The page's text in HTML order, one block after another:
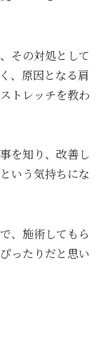
その対処として
、原因となる肩
トレッチを教わ
を知り、改善し
いう気持ちにな
、施術してもら
ったりだと思い